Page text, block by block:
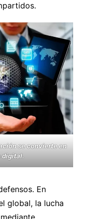
se convierte en
digital.
En
global, la lucha